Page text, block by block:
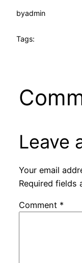
byadmin
Tags:
Leave
Your email
Required fields
Comment *